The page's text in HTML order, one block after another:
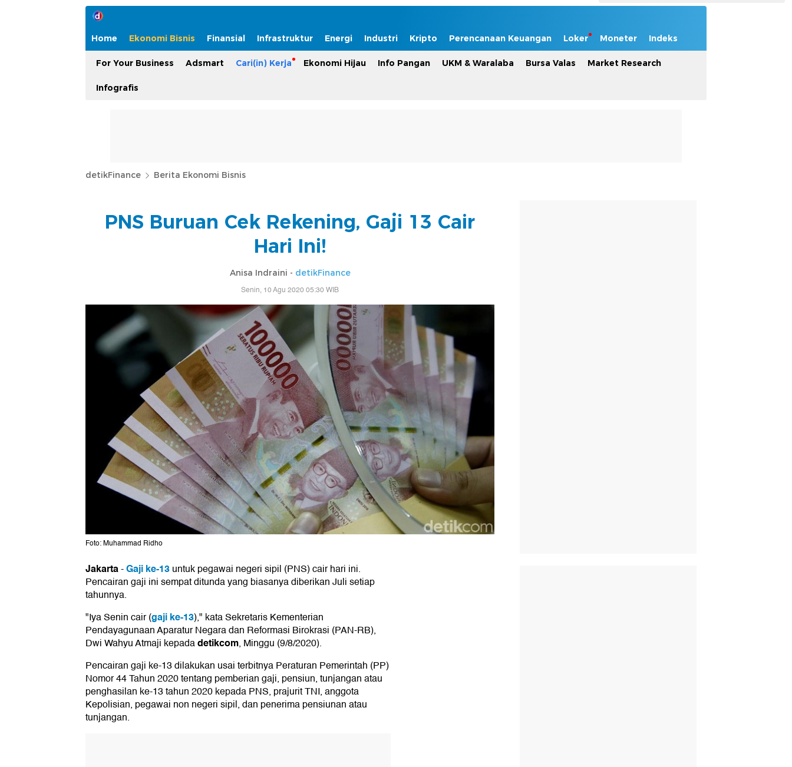
Home Ekonomi Bisnis Finansial Infrastruktur Energi Industri Kripto Perencanaan Keuangan Loker Moneter Indeks
For Your Business Adsmart Cari(in) Kerja Ekonomi Hijau Info Pangan UKM & Waralaba Bursa Valas Market Research
Infografis
detikFinance Berita Ekonomi Bisnis
PNS Buruan Cek Rekening, Gaji 13 Cair
Hari Ini!
Anisa Indraini - detikFinance
Senin, 10 Agu 2020 05:30 WIB
Foto: Muhammad Ridho
Jakarta-Gaji ke-13untuk pegawai negeri sipil (PNS) cair hari ini.
Pencairan gaji ini sempat ditunda yang biasanya diberikan Juli setiap
tahunnya.
"Iya Senin cair (gaji ke-13)," kata Sekretaris Kementerian
Pendayagunaan Aparatur Negara dan Reformasi Birokrasi (PAN-RB),
Dwi Wahyu Atmaji kepadadetikcom, Minggu (9/8/2020).
Pencairan gaji ke-13 dilakukan usai terbitnya Peraturan Pemerintah (PP)
Nomor 44 Tahun 2020 tentang pemberian gaji, pensiun, tunjangan atau
penghasilan ke-13 tahun 2020 kepada PNS, prajurit TNI, anggota
Kepolisian, pegawai non negeri sipil, dan penerima pensiunan atau
tunjangan.